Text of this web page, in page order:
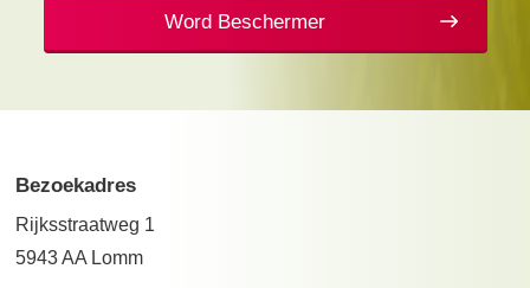
Word Beschermer
Bezoekadres
Rijksstraatweg 1
5943 AA Lomm